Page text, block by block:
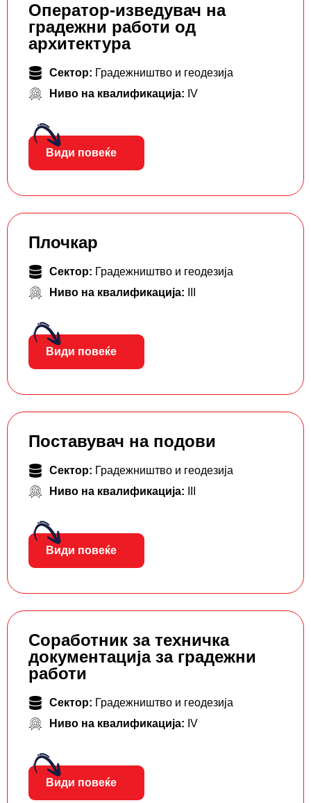
Оператор-изведувач на
градежни работи од
архитектура
Сектор: Градежништво и геодезија
Ниво на квалификација: IV
Види повеќе
Плочкар
Сектор: Градежништво и геодезија
Ниво на квалификација:
Види повеќе
Поставувач на подови
Сектор: Градежништво и геодезија
Ниво на квалификација:
Види повеќе
Соработник за техничка
документација за градежни
работи
Сектор: Градежништво и геодезија
Ниво на квалификација: IV
Види повеќе